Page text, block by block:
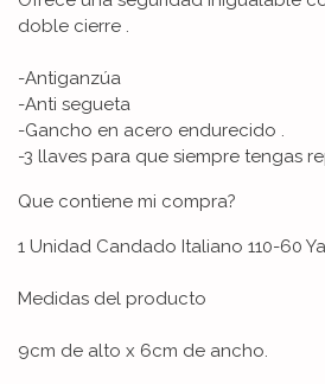
doble cierre .
-Antiganzúa
-Anti segueta
-Gancho en acero endurecido .
-3 llaves para que siempre tengas
Que contiene mi compra?
1 Unidad Candado Italiano 110-60
Medidas del producto
9cm de alto x 6cm de ancho.